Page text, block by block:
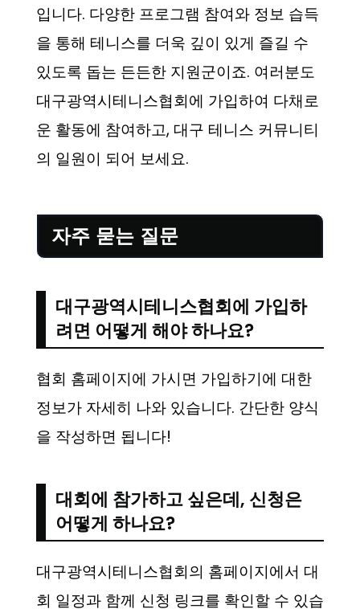
입니다. 다양한 프로그램 참여와 정보 습득
을 통해 테니스를 더욱 깊이 있게 즐길 수
있도록 돕는 든든한 지원군이죠. 여러분도
대구광역시테니스협회에 가입하여 다채로
운 활동에 참여하고, 대구 테니스 커뮤니티
의 일원이 되어 보세요.
자주 묻는 질문
대구광역시테니스협회에 가입하
려면 어떻게 해야 하나요?
협회 홈페이지에 가시면 가입하기에 대한
정보가 자세히 나와 있습니다. 간단한 양식
을 작성하면 됩니다!
대회에 참가하고 싶은데, 신청은
어떻게 하나요?
대구광역시테니스협회의 홈페이지에서 대
회 일정과 함께 신청 링크를 확인할 수 있습